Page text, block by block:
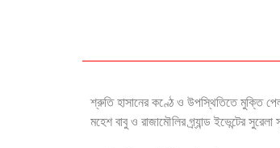
শ্রুতি হাসানের কণ্ঠে ও উপস্থিতিতে মুক্তি
মহেশ বাবু ও রাজামৌলির গ্র্যান্ড ইভেন্টের সুরেলা